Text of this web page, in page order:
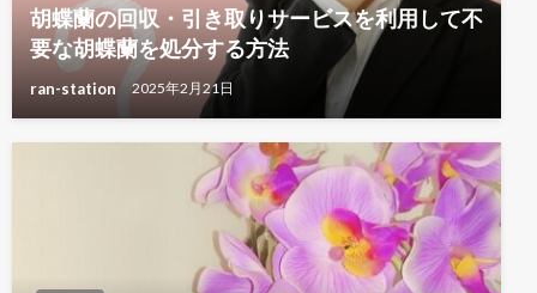
胡蝶蘭の回収・引き取りサービスを利用して不
要な胡蝶蘭を処分する方法
ran-station 2025年2月21日